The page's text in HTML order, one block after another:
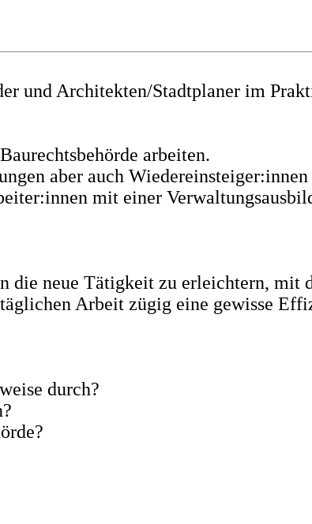
und Architekten/Stadtplaner im
arbeiten.
aber auch
mit einer
die neue Tätigkeit zu erleichtern, mit
Arbeit zügig eine gewisse
durch?